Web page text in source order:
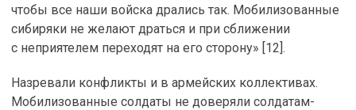
чтобы все наши войска дрались так. Мобилизованные
сибиряки не желают драться и при сближении
с неприятелем переходят на его сторону» [12].
Назревали конфликты и в армейских коллективах.
Мобилизованные солдаты не доверяли солдатам-